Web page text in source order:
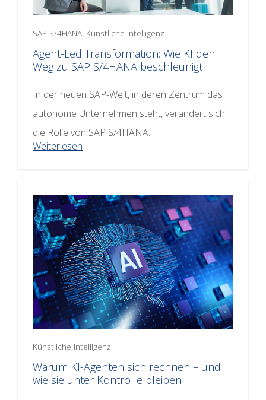
SAP S/4HANA, Künstliche Intelligenz
Agent-Led Transformation: Wie KI den
Weg zu SAP S/4HANA beschleunigt
In der neuen SAP-Welt, in deren Zentrum das
autonome Unternehmen steht, verändert sich
die Rolle von SAP S/4HANA.
Weiterlesen
Künstliche Intelligenz
Warum KI-Agenten sich rechnen – und
wie sie unter Kontrolle bleiben